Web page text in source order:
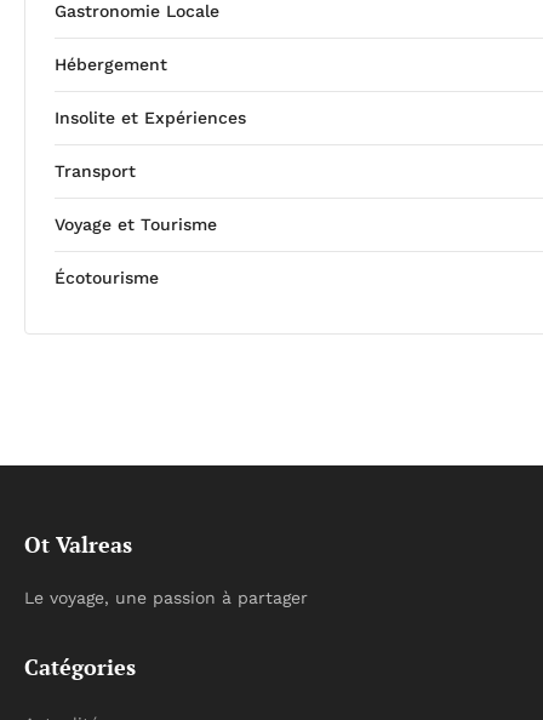
Gastronomie Locale
Hébergement
Insolite et Expériences
Transport
Voyage et Tourisme
Écotourisme
Ot Valreas
Le voyage, une passion à partager
Catégories